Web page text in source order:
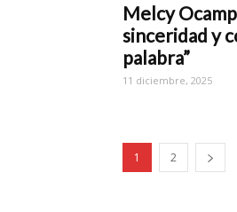
Melcy
sinceridad y
palabra”
11 diciembre, 2025
1 2